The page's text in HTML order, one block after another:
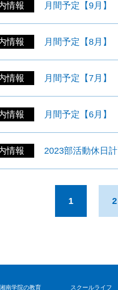
情報 月間予定【9月】
情報 月間予定【8月】
情報 月間予定【7月】
情報 月間予定【6月】
情報 2023部活動休日
1 2
湘南学院の教育 スクールライフ